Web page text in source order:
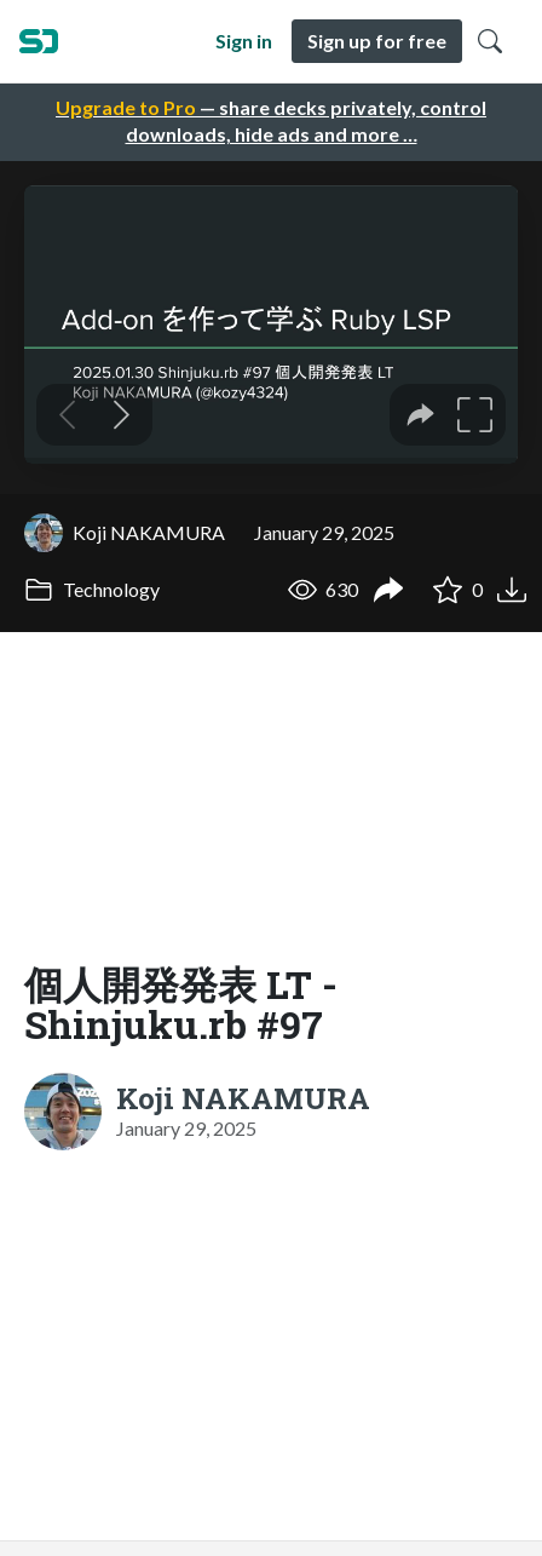
Upgrade to Pro — share decks privately, control
downloads, hide ads and more …
Sign in Sign up for free
Koji NAKAMURA January 29, 2025
Technology 630 0
個人開発発表 LT -
Shinjuku.rb #97
Koji NAKAMURA
January 29, 2025